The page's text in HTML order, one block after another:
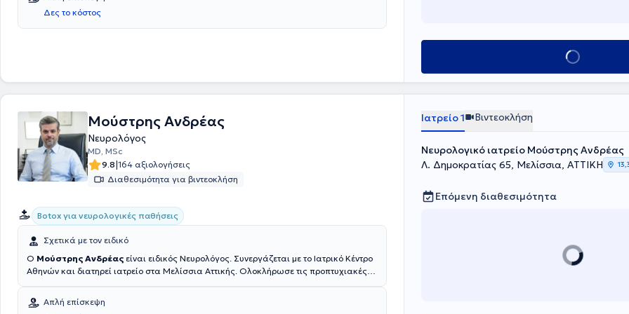
Ναυτικού Νοσοκομείου Αθηνών. Στο ιδιωτικό της ιατρείο παρέχει πλήθος υπηρεσιών,
εξατομικευμένες για τις ανάγκες εκάστοτε ασθενούς.
Δες το κόστος
Κλείσε ραντεβού
Μούστρης Ανδρέας
Νευρολόγος
MD, MSc
9.8|164 αξιολογήσεις
Διαθεσιμότητα για βιντεοκλήση
Botox για νευρολογικές παθήσεις
Σχετικά με τον ειδικό
Ο Μούστρης Ανδρέας είναι ειδικός Νευρολόγος. Συνεργάζεται με το Ιατρικό Κέντρο
Αθηνών και διατηρεί ιατρείο στα Μελίσσια Αττικής. Ολοκλήρωσε τις προπτυχιακές
και μετεκπαιδεύτηκε στο University College London (UCL), αποφοιτώντας από το
μεταπτυχιακό πρόγραμμα Master of Science in Clinical Neurology με άριστα.
Απλή επίσκεψη
Ιατρείο 1 Βιντεοκλήση
Νευρολογικό ιατρείο Μούστρης Ανδρέας
Λ. Δημοκρατίας 65, Μελίσσια, ΑΤΤΙΚΗ
Επόμενη διαθεσιμότητα